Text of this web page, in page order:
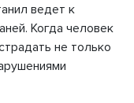
ведет к
Когда человек
не только